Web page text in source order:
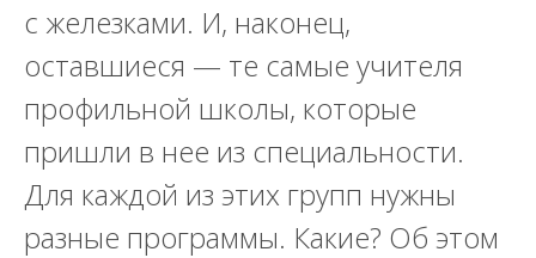
с железками. И, наконец,
оставшиеся — те самые учителя
профильной школы, которые
пришли в нее из специальности.
Для каждой из этих групп нужны
разные программы. Какие? Об этом